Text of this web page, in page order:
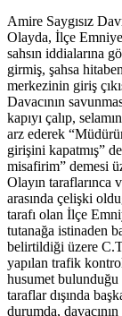
Amire Saygısız
Olayda, İlçe
sahsın iddialarına
girmiş, şahsa
merkezinin giriş
Davacının
kapıyı çalıp,
arz ederek
girişini kapatmış”
misafirim” demesi
Olayın
arasında çelişki
tarafı olan İlçe
tutanağa istinaden
belirtildiği üzere
yapılan trafik
husumet
taraflar dışında
durumda,